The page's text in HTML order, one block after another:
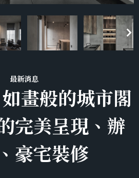
最新消息
畫般的城市閣
完美呈現、辦
豪宅裝修